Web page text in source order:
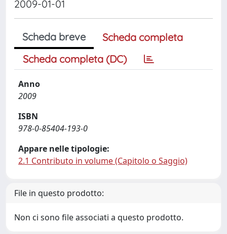
2009-01-01
Scheda breve
Scheda completa
Scheda completa (DC)
Anno
2009
ISBN
978-0-85404-193-0
Appare nelle tipologie:
2.1 Contributo in volume (Capitolo o Saggio)
File in questo prodotto:
Non ci sono file associati a questo prodotto.